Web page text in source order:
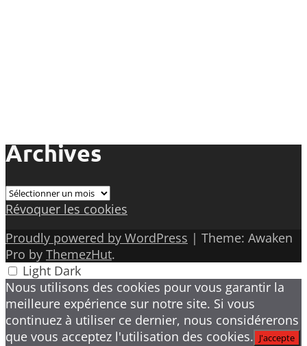
Archives
Archives
Révoquer les cookies
Proudly powered by WordPress | Theme: Awaken
Pro by ThemezHut.
Light Dark
Nous utilisons des cookies pour vous garantir la
meilleure expérience sur notre site. Si vous
continuez à utiliser ce dernier, nous considérerons
que vous acceptez l'utilisation des cookies. J'accepte